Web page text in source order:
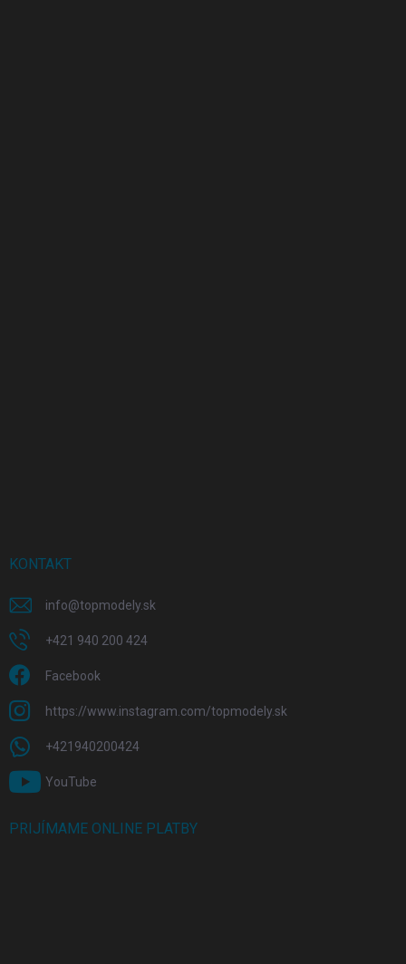
KONTAKT
info@topmodely.sk
+421 940 200 424
Facebook
https://www.instagram.com/topmodely.sk
+421940200424
YouTube
PRIJÍMAME ONLINE PLATBY